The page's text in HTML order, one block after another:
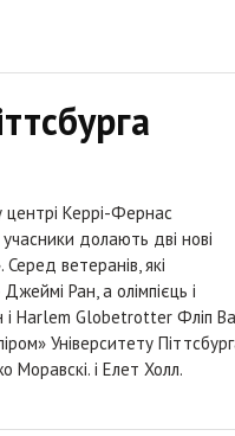
центрі Керрі-Фернас
долають дві нові
ветеранів, які
Ран, а олімпієць і
і Harlem Globetrotter Фліп
Університету
і Елет Холл.